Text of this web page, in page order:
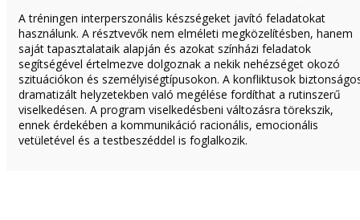
A tréningen interperszonális készségeket javító feladatokat
használunk. A résztvevők nem elméleti megközelítésben, hanem
saját tapasztalataik alapján és azokat színházi feladatok
segítségével értelmezve dolgoznak a nekik nehézséget okozó
szituációkon és személyiségtípusokon. A konfliktusok
dramatizált helyzetekben való megélése fordíthat a rutinszerű
viselkedésen. A program viselkedésbeni változásra törekszik,
ennek érdekében a kommunikáció racionális, emocionális
vetületével és a testbeszéddel is foglalkozik.